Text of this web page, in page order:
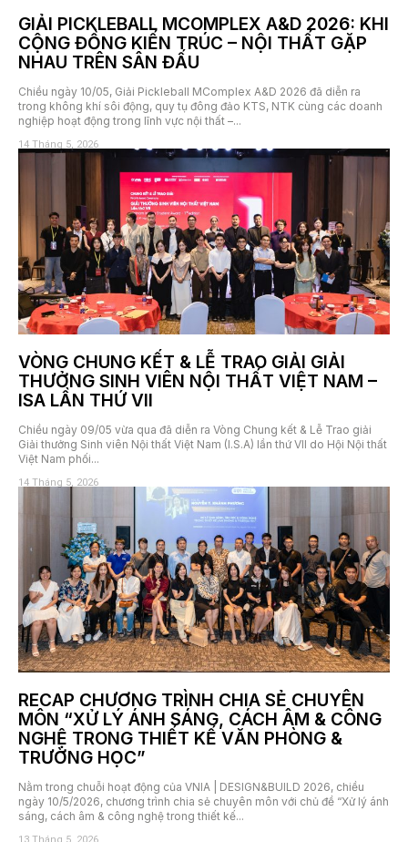
GIẢI PICKLEBALL MCOMPLEX A&D 2026: KHI
CỘNG ĐỒNG KIẾN TRÚC – NỘI THẤT GẶP
NHAU TRÊN SÂN ĐẤU
Chiều ngày 10/05, Giải Pickleball MComplex A&D 2026 đã diễn ra
trong không khí sôi động, quy tụ đông đảo KTS, NTK cùng các doanh
nghiệp hoạt động trong lĩnh vực nội thất –...
14 Tháng 5, 2026
VÒNG CHUNG KẾT & LỄ TRAO GIẢI GIẢI
THƯỞNG SINH VIÊN NỘI THẤT VIỆT NAM –
ISA LẦN THỨ VII
Chiều ngày 09/05 vừa qua đã diễn ra Vòng Chung kết & Lễ Trao giải
Giải thưởng Sinh viên Nội thất Việt Nam (I.S.A) lần thứ VII do Hội Nội thất
Việt Nam phối...
14 Tháng 5, 2026
RECAP CHƯƠNG TRÌNH CHIA SẺ CHUYÊN
MÔN “XỬ LÝ ÁNH SÁNG, CÁCH ÂM & CÔNG
NGHỆ TRONG THIẾT KẾ VĂN PHÒNG &
TRƯỜNG HỌC”
Nằm trong chuỗi hoạt động của VNIA | DESIGN&BUILD 2026, chiều
ngày 10/5/2026, chương trình chia sẻ chuyên môn với chủ đề “Xử lý ánh
sáng, cách âm & công nghệ trong thiết kế...